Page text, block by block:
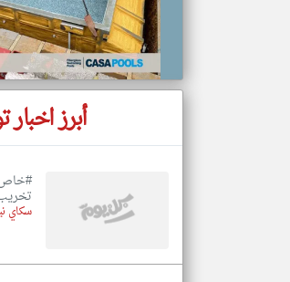
أبرز
سكاي